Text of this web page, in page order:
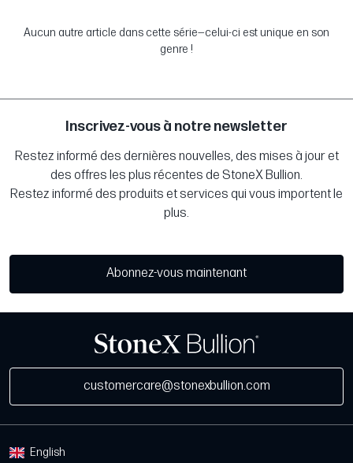
Aucun autre article dans cette série—celui-ci est unique en son
genre !
Inscrivez-vous à notre newsletter
Restez informé des dernières nouvelles, des mises à jour et
des offres les plus récentes de StoneX Bullion.
Restez informé des produits et services qui vous importent le
plus.
Abonnez-vous maintenant
customercare@stonexbullion.com
English